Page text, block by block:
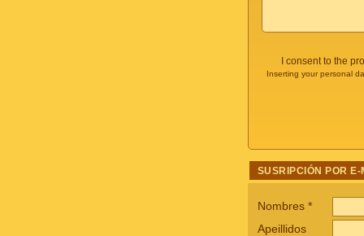
I consent to the
Inserting your personal
SUSRIPCIÓN POR E-
Nombres *
Apeillidos